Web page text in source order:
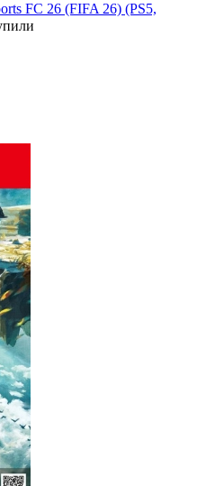
FC 26 (FIFA 26) (PS5,